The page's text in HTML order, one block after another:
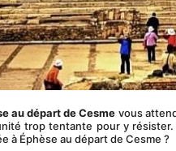
au départ de Cesme vous
trop tentante pour y
à Éphèse au départ de Cesme ?